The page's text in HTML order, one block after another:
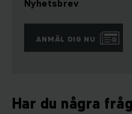
Nyhetsbrev
ANMÄL DIG NU
Har du några